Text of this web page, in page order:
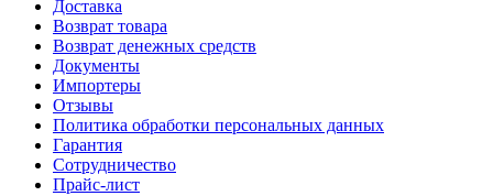
Доставка
Возврат товара
Возврат денежных средств
Документы
Импортеры
Отзывы
Политика обработки персональных данных
Гарантия
Сотрудничество
Прайс-лист